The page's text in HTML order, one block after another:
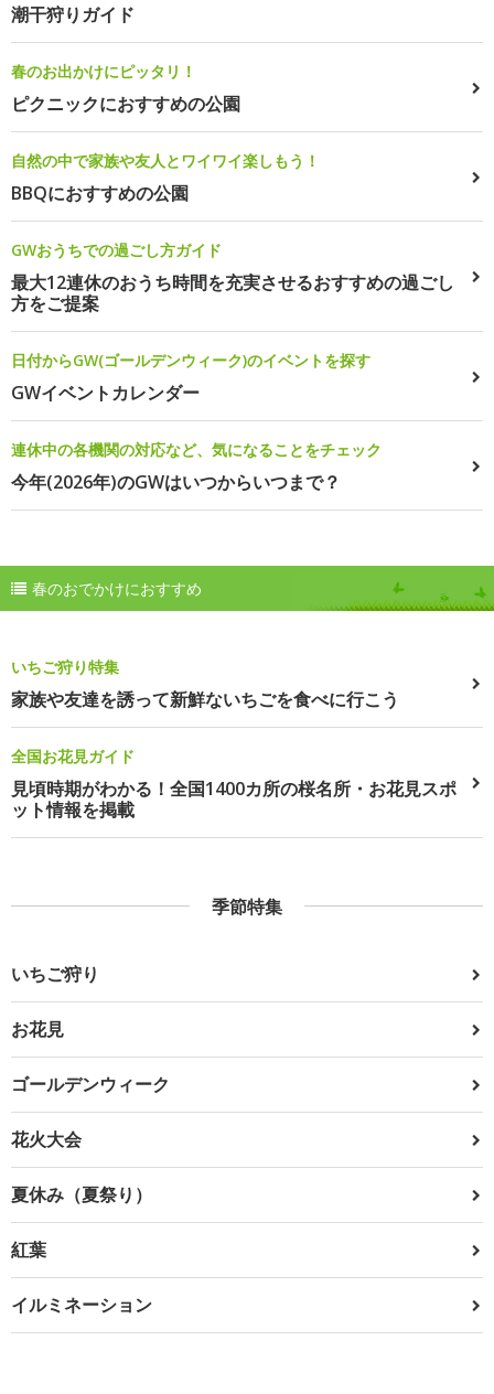
潮干狩りガイド
春のお出かけにピッタリ！
ピクニックにおすすめの公園
自然の中で家族や友人とワイワイ楽しもう！
BBQにおすすめの公園
GWおうちでの過ごし方ガイド
最大12連休のおうち時間を充実させるおすすめの過ごし
方をご提案
日付からGW(ゴールデンウィーク)のイベントを探す
GWイベントカレンダー
連休中の各機関の対応など、気になることをチェック
今年(2026年)のGWはいつからいつまで？
春のおでかけにおすすめ
いちご狩り特集
家族や友達を誘って新鮮ないちごを食べに行こう
全国お花見ガイド
見頃時期がわかる！全国1400カ所の桜名所・お花見スポ
ット情報を掲載
季節特集
いちご狩り
お花見
ゴールデンウィーク
花火大会
夏休み（夏祭り）
紅葉
イルミネーション